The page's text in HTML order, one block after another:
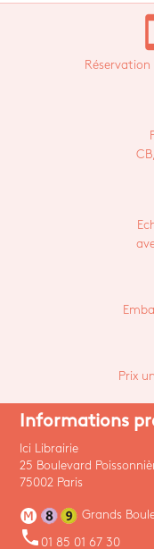
Prix
Informations
Ici Librairie
25 Boulevard
75002 Paris
Grands
phone 01 85 01 67 30